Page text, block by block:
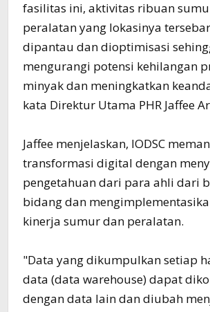
fasilitas ini, aktivitas ribuan
peralatan yang lokasinya
dipantau dan dioptimisasi
mengurangi potensi kehilangan
minyak dan meningkatkan
kata Direktur Utama PHR Jaffee
Jaffee menjelaskan, IODSC
transformasi digital dengan
pengetahuan dari para ahli dari
bidang dan
kinerja sumur dan peralatan.
"Data yang dikumpulkan setiap
data (data warehouse) dapat
dengan data lain dan diubah